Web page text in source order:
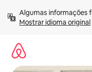
para
Mostrar idioma original